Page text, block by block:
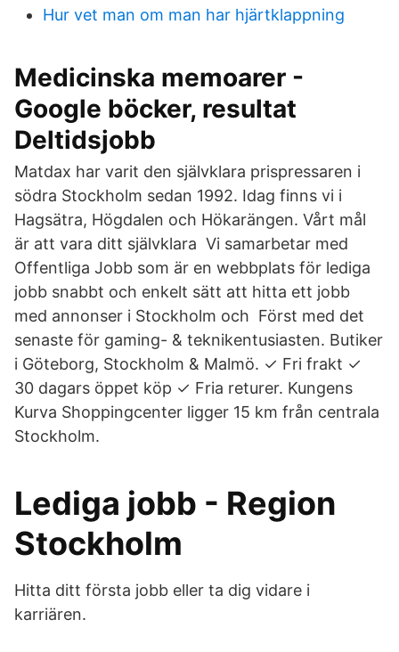
Hur vet man om man har hjärtklappning
Medicinska memoarer -
Google böcker, resultat
Deltidsjobb
Matdax har varit den självklara prispressaren i
södra Stockholm sedan 1992. Idag finns vi i
Hagsätra, Högdalen och Hökarängen. Vårt mål
är att vara ditt självklara Vi samarbetar med
Offentliga Jobb som är en webbplats för lediga
jobb snabbt och enkelt sätt att hitta ett jobb
med annonser i Stockholm och Först med det
senaste för gaming- & teknikentusiasten. Butiker
i Göteborg, Stockholm & Malmö. ✓ Fri frakt ✓
30 dagars öppet köp ✓ Fria returer. Kungens
Kurva Shoppingcenter ligger 15 km från centrala
Stockholm.
Lediga jobb - Region
Stockholm
Hitta ditt första jobb eller ta dig vidare i
karriären.